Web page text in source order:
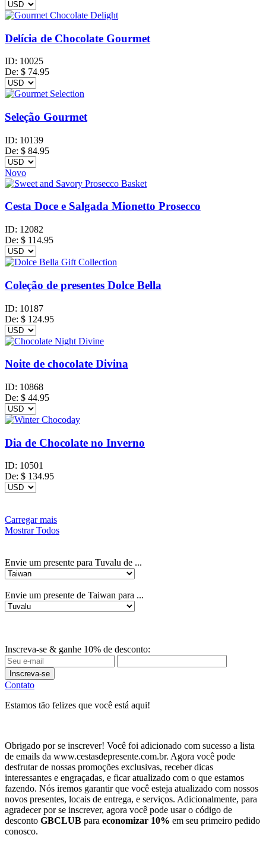
Delícia de Chocolate Gourmet
ID: 10025
De: $ 74.95
Seleção Gourmet
ID: 10139
De: $ 84.95
Novo
Cesta Doce e Salgada Mionetto Prosecco
ID: 12082
De: $ 114.95
Coleção de presentes Dolce Bella
ID: 10187
De: $ 124.95
Noite de chocolate Divina
ID: 10868
De: $ 44.95
Dia de Chocolate no Inverno
ID: 10501
De: $ 134.95
Carregar mais
Mostrar Todos
Envie um presente para Tuvalu de ...
Envie um presente de Taiwan para ...
Inscreva-se & ganhe 10% de desconto:
Inscreva-se
Contato
Estamos tão felizes que você está aqui!
Obrigado por se inscrever! Você foi adicionado com sucesso a lista
de emails da www.cestasdepresente.com.br. Agora você pode
desfrutar de nossas promoções exclusivas, receber dicas
interessantes e engraçadas, e ficar atualizado com o que estamos
fazendo. Nós iremos garantir que você esteja atualizado com nossos
novos presentes, locais de entrega, e serviços. Adicionalmente, para
agradecer por se inscrever, agora você pode usar o código de
desconto GBCLUB para economizar 10% em seu primeiro pedido
conosco.